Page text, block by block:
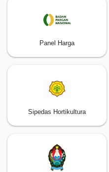
Panel Harga
Sipedas Hortikultura